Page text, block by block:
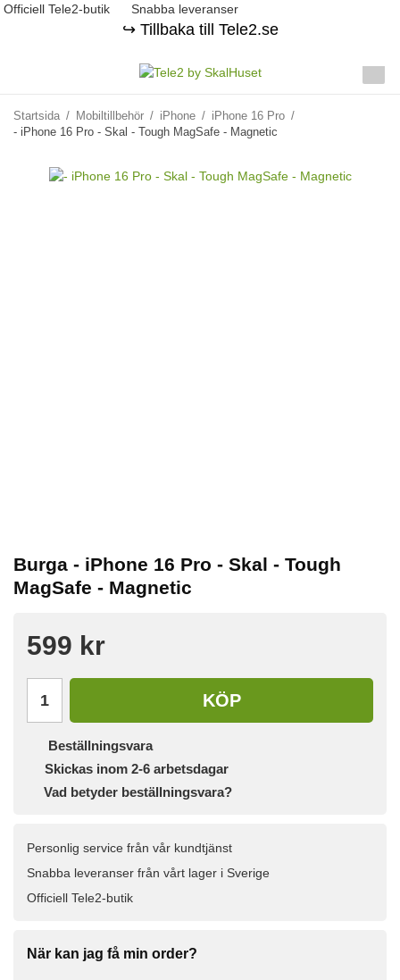
Officiell Tele2-butik Snabba leveranser
↪️ Tillbaka till Tele2.se
Startsida / Mobiltillbehör / iPhone / iPhone 16 Pro /
- iPhone 16 Pro - Skal - Tough MagSafe - Magnetic
Burga - iPhone 16 Pro - Skal - Tough
MagSafe - Magnetic
599 kr
KÖP
Beställningsvara
Skickas inom 2-6 arbetsdagar
Vad betyder beställningsvara?
Personlig service från vår kundtjänst
Snabba leveranser från vårt lager i Sverige
Officiell Tele2-butik
När kan jag få min order?